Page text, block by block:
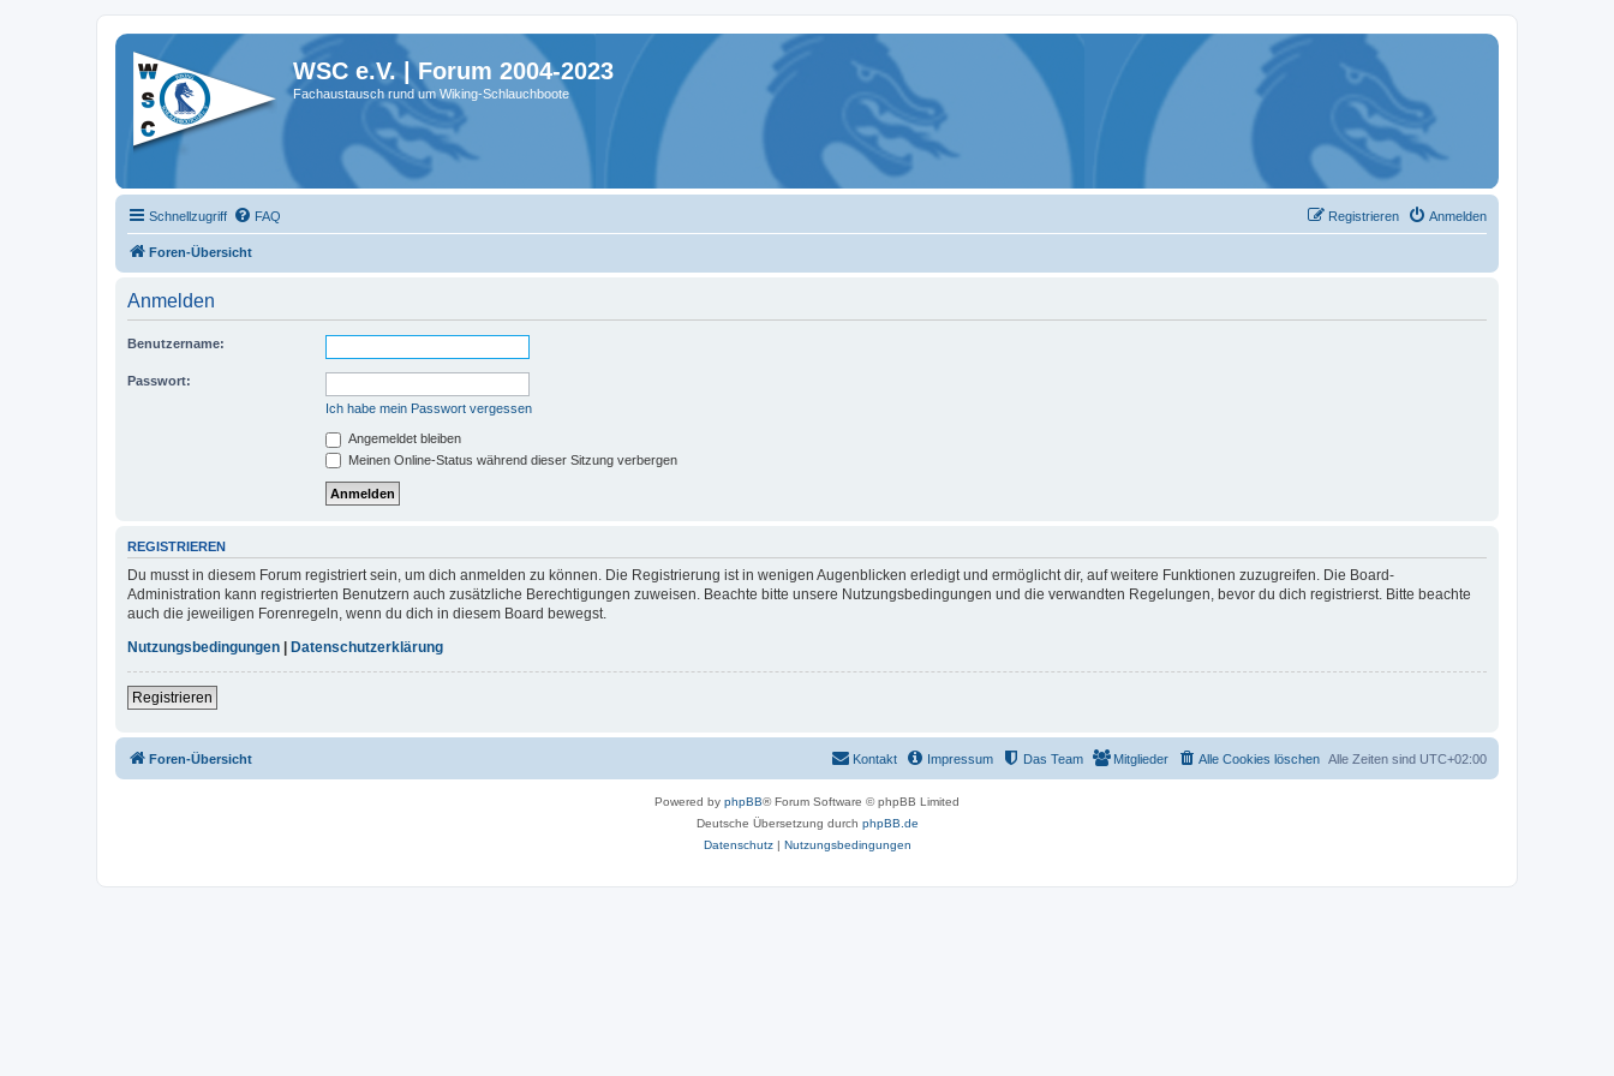
WSC e.V. | Forum 2004-2023
Fachaustausch rund um Wiking-Schlauchboote
Schnellzugriff FAQ Anmelden
Registrieren
Foren-Übersicht
Anmelden
Benutzername:
Passwort:
Ich habe mein Passwort vergessen
Angemeldet bleiben
Meinen Online-Status während dieser Sitzung verbergen
REGISTRIEREN
Du musst in diesem Forum registriert sein, um dich anmelden zu können. Die Registrierung ist in wenigen Augenblicken erledigt und ermöglicht dir, auf weitere Funktionen zuzugreifen. Die Board-
Administration kann registrierten Benutzern auch zusätzliche Berechtigungen zuweisen. Beachte bitte unsere Nutzungsbedingungen und die verwandten Regelungen, bevor du dich registrierst. Bitte beachte
auch die jeweiligen Forenregeln, wenn du dich in diesem Board bewegst.
Nutzungsbedingungen | Datenschutzerklärung
Registrieren
Foren-Übersicht Alle Zeiten sind UTC+02:00
Alle Cookies löschen
Mitglieder
Das Team
Impressum
Kontakt
Powered by phpBB® Forum Software © phpBB Limited
Deutsche Übersetzung durch phpBB.de
Datenschutz| Nutzungsbedingungen